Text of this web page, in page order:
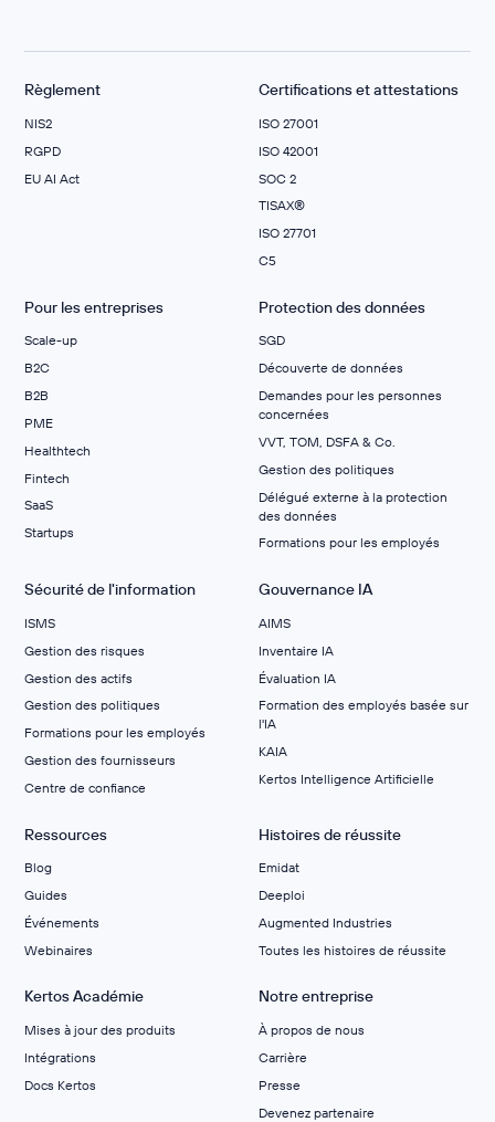
Règlement
NIS2
RGPD
EU AI Act
Certifications et attestations
ISO 27001
ISO 42001
SOC 2
TISAX®
ISO 27701
C5
Pour les entreprises
Scale-up
B2C
B2B
PME
Healthtech
Fintech
SaaS
Startups
Protection des données
SGD
Découverte de données
Demandes pour les personnes
concernées
VVT, TOM, DSFA & Co.
Gestion des politiques
Délégué externe à la protection
des données
Formations pour les employés
Sécurité de l'information
ISMS
Gestion des risques
Gestion des actifs
Gestion des politiques
Formations pour les employés
Gestion des fournisseurs
Centre de confiance
Gouvernance IA
AIMS
Inventaire IA
Évaluation IA
Formation des employés basée sur
l'IA
KAIA
Kertos Intelligence Artificielle
Ressources
Blog
Guides
Événements
Webinaires
Histoires de réussite
Emidat
Deeploi
Augmented Industries
Toutes les histoires de réussite
Kertos Académie
Mises à jour des produits
Intégrations
Docs Kertos
Notre entreprise
À propos de nous
Carrière
Presse
Devenez partenaire